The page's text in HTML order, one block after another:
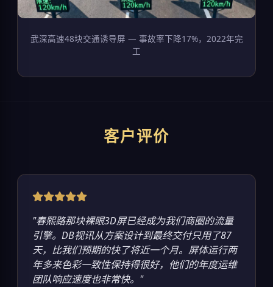
武深高速48块交通诱导屏 — 事故率下降17%，2022年完
工
客户评价
"春熙路那块裸眼3D屏已经成为我们商圈的流量
引擎。DB视讯从方案设计到最终交付只用了87
天，比我们预期的快了将近一个月。屏体运行两
年多来色彩一致性保持得很好，他们的年度运维
团队响应速度也非常快。"